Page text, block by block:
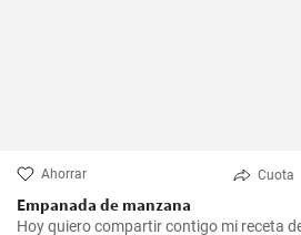
Ahorrar Cuota
Empanada de manzana
Hoy quiero compartir contigo mi receta